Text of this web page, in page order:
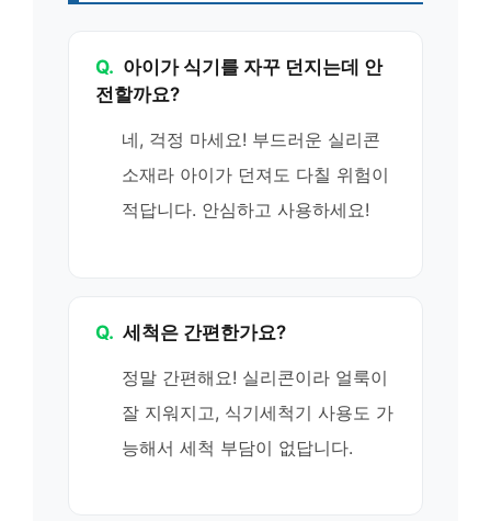
Q. 아이가 식기를 자꾸 던지는데 안
전할까요?
네, 걱정 마세요! 부드러운 실리콘
소재라 아이가 던져도 다칠 위험이
적답니다. 안심하고 사용하세요!
Q. 세척은 간편한가요?
정말 간편해요! 실리콘이라 얼룩이
잘 지워지고, 식기세척기 사용도 가
능해서 세척 부담이 없답니다.